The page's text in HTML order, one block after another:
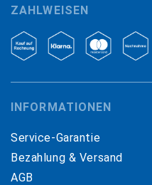
ZAHLWEISEN
INFORMATIONEN
Service-Garantie
Bezahlung & Versand
AGB